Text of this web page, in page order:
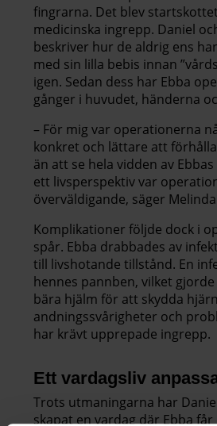
fingrarna. Det blev
medicinska ingrepp. Daniel
beskriver hur de aldrig ens
med sin lilla bebis innan
igen. Sedan dess har Ebba
gånger i huvudet, händerna
– För mig var operationerna
konkret och lättare att
än att se hela vidden av
ett livsperspektiv var
överväldigande, säger
Komplikationer följde dock i
spår. Ebba drabbades av
till livshotande tillstånd. En
hennes pannben, vilket
bära hjälm för att skydda
andningssvårigheter och
har krävt upprepade ingrepp.
Ett vardagsliv
Trots utmaningarna har
skapat en vardag där Ebba